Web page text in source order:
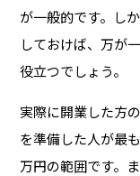
が一般的です。し
しておけば、万が
役立つでしょう。
実際に開業した方
を準備した人が最
万円の範囲です。